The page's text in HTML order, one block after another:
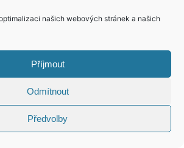
našich webových stránek a našich
Příjmout
Odmítnout
Předvolby
KONTAKT
2026 VIP Bulvár, All Rights
Reserved